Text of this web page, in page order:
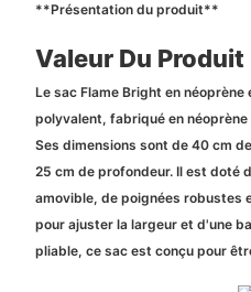
**Présentation du produit**
Valeur Du Produit
Le sac Flame Bright en
polyvalent, fabriqué en
Ses dimensions sont de 40 cm
25 cm de profondeur. Il est doté
amovible, de poignées robustes
pour ajuster la largeur et d'une
pliable, ce sac est conçu pour